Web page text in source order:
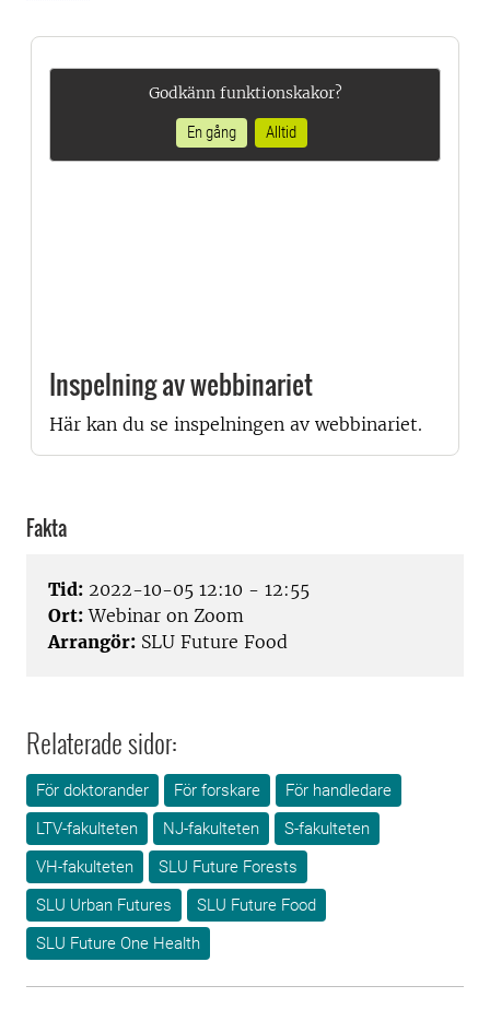
Godkänn funktionskakor?
En gång
Alltid
Inspelning av webbinariet
Här kan du se inspelningen av webbinariet.
Fakta
Tid: 2022-10-05 12:10 - 12:55
Ort: Webinar on Zoom
Arrangör: SLU Future Food
Relaterade sidor:
För doktorander För forskare
För handledare
LTV-fakulteten
NJ-fakulteten
S-fakulteten
VH-fakulteten
SLU Future Forests
SLU Urban Futures
SLU Future Food
SLU Future One Health